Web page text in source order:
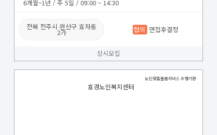
6개월~1년 / 주 5일 / 09:00 ~ 14:30
전북 전주시 완산구 효자동
2가 협의 면접후결정
상시모집
노인맞춤돌봄서비스 수행기관
효경노인복지센터